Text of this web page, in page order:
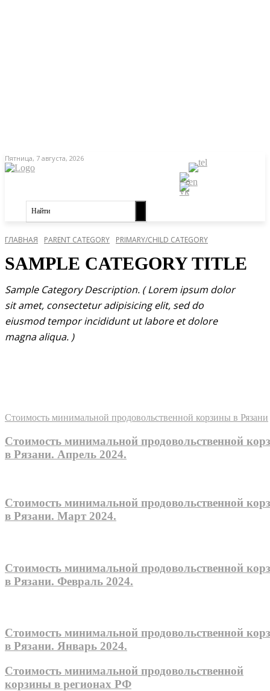
Пятница, 7 августа, 2026
Найти
ГЛАВНАЯ PARENT CATEGORY PRIMARY/CHILD CATEGORY
SAMPLE CATEGORY TITLE
Sample Category Description. ( Lorem ipsum dolor
sit amet, consectetur adipisicing elit, sed do
eiusmod tempor incididunt ut labore et dolore
magna aliqua. )
Стоимость минимальной продовольственной корзины в Рязани
Стоимость минимальной продовольственной
в Рязани. Апрель 2024.
Стоимость минимальной продовольственной
в Рязани. Март 2024.
Стоимость минимальной продовольственной
в Рязани. Февраль 2024.
Стоимость минимальной продовольственной
в Рязани. Январь 2024.
Стоимость минимальной продовольственной
корзины в регионах РФ